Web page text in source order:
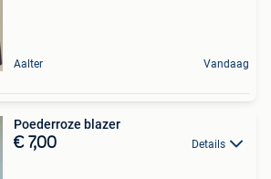
Aalter Vandaag
Poederroze blazer
€ 7,00 Details